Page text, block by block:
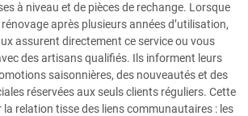
à niveau et de pièces de rechange. Lorsque
après plusieurs années d’utilisation,
assurent directement ce service ou vous
des artisans qualifiés. Ils informent leurs
saisonnières, des nouveautés et des
réservées aux seuls clients réguliers. Cette
relation tisse des liens communautaires : les